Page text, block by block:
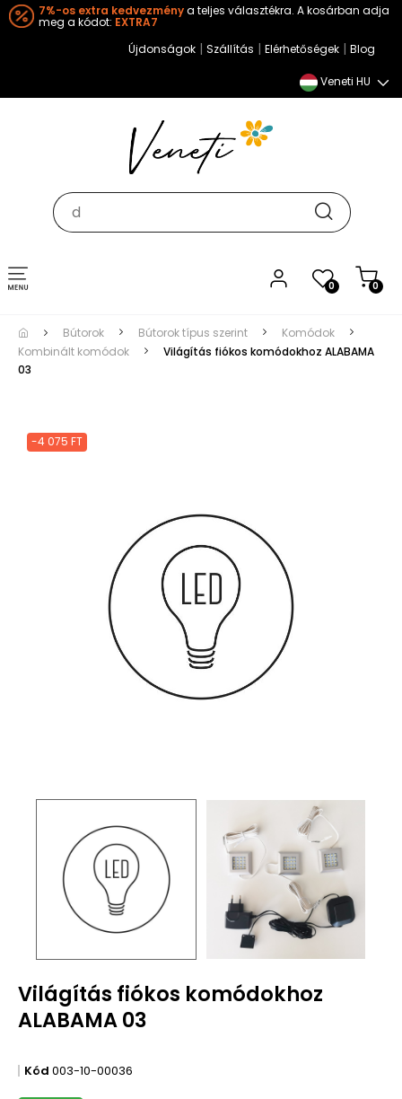
7%-os extra kedvezménya teljes választékra. A kosárban adja
meg a kódot: EXTRA7
Újdonságok | Szállítás | Elérhetőségek | Blog
Veneti HU
0 0
Toggle
navigation
Bútorok Bútorok típus szerint
Komódok
Kombinált komódok
Világítás fiókos komódokhoz ALABAMA
03
-4 075 FT
Világítás fiókos komódokhoz
ALABAMA 03
Kód 003-10-00036